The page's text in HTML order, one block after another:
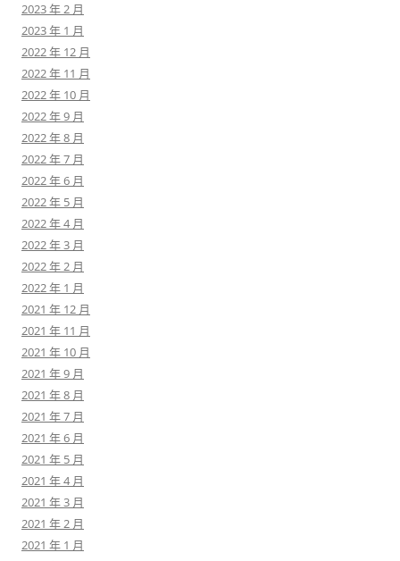
2023 年 2 月
2023 年 1 月
2022 年 12 月
2022 年 11 月
2022 年 10 月
2022 年 9 月
2022 年 8 月
2022 年 7 月
2022 年 6 月
2022 年 5 月
2022 年 4 月
2022 年 3 月
2022 年 2 月
2022 年 1 月
2021 年 12 月
2021 年 11 月
2021 年 10 月
2021 年 9 月
2021 年 8 月
2021 年 7 月
2021 年 6 月
2021 年 5 月
2021 年 4 月
2021 年 3 月
2021 年 2 月
2021 年 1 月